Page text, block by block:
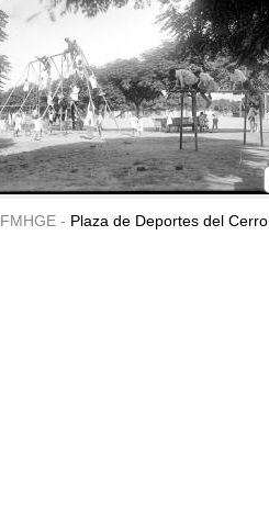
- Plaza de Deportes del Cerro.